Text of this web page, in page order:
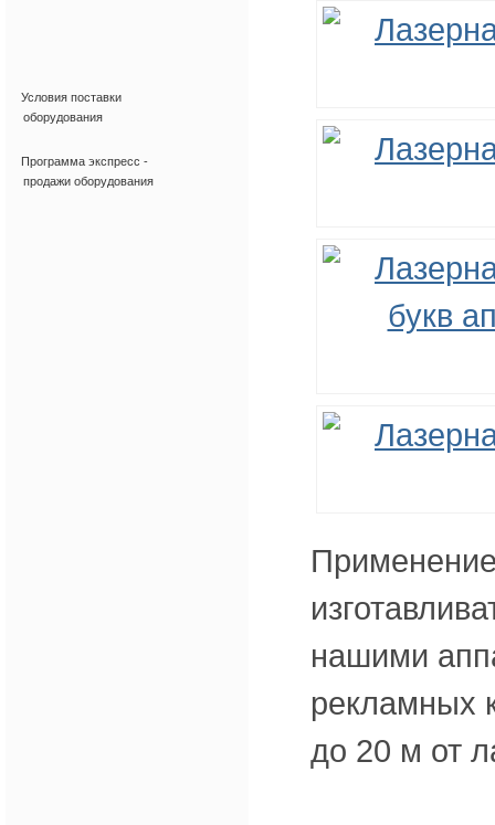
Условия поставки
оборудования
Программа экспресс -
продажи оборудования
нашими
рекламных
до 20 м от